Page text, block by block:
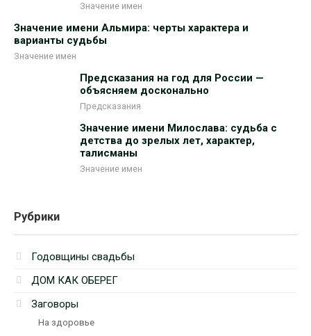
Значение имен
Значение имени Альмира: черты характера и
варианты судьбы
Значение имен
Предсказания на год для России —
объясняем досконально
Предсказания
Значение имени Милослава: судьба с
детства до зрелых лет, характер,
талисманы
Значение имен
Рубрики
Годовщины свадьбы
ДОМ КАК ОБЕРЕГ
Заговоры
На здоровье